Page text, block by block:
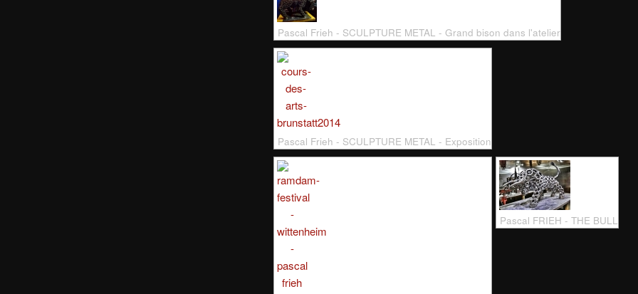
Pascal Frieh - SCULPTURE METAL - Grand bison dans l'atelier
Pascal Frieh - SCULPTURE METAL - Exposition
Pascal FRIEH - THE BULL